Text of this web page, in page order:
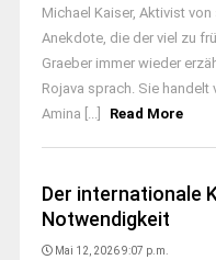
Michael Kaiser, Aktivist
Anekdote, die der viel zu
Graeber immer wieder
Rojava sprach. Sie
Amina [...]
Read More
Der internationale
Notwendigkeit
Mai 12, 2026 9:07 p.m.